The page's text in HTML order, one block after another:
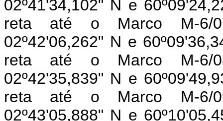
02º41'34,102" N e
reta até o Marco M-6/
02º42'06,262" N e
reta até o Marco M-6/
02º42'35,839" N e
reta até o Marco M-6/
02º43'05,888" N e